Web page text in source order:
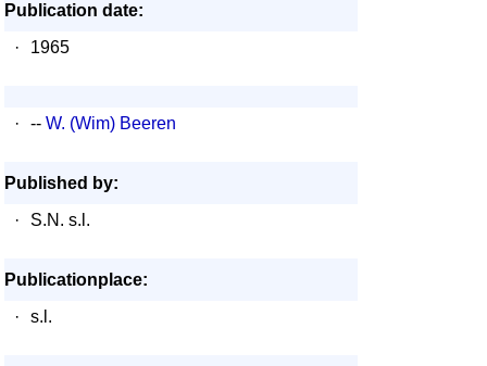
Publication date:
·
1965
· -- W. (Wim) Beeren
Published by:
·
S.N. s.l.
Publicationplace:
·
s.l.